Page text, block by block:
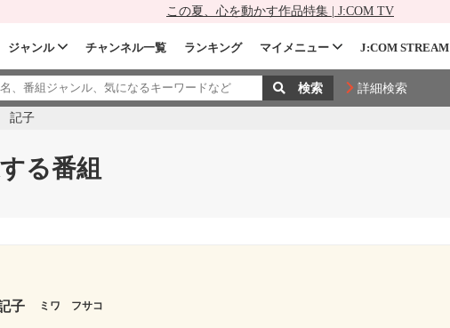
この夏、心を動かす作品特集 | J:COM TV
ジャンル チャンネル一覧 ランキング マイメニュー J:COM STREAM
詳細検索
記子
る番組
子 ミワ フサコ